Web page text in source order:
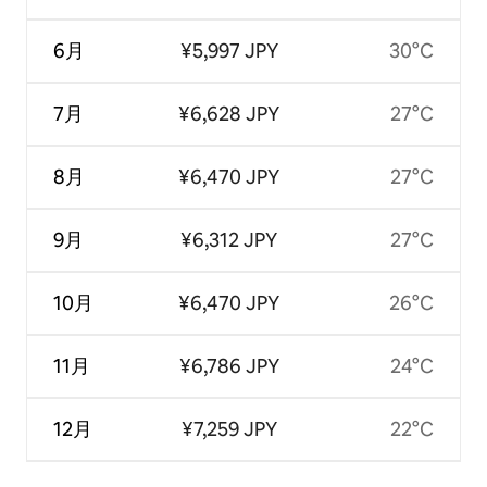
6月
7月
8月
9月
10月
11月
12月
¥5,997 JPY
¥6,628 JPY
¥6,470 JPY
¥6,312 JPY
¥6,470 JPY
¥6,786 JPY
¥7,259 JPY
30°C
27°C
27°C
27°C
26°C
24°C
22°C